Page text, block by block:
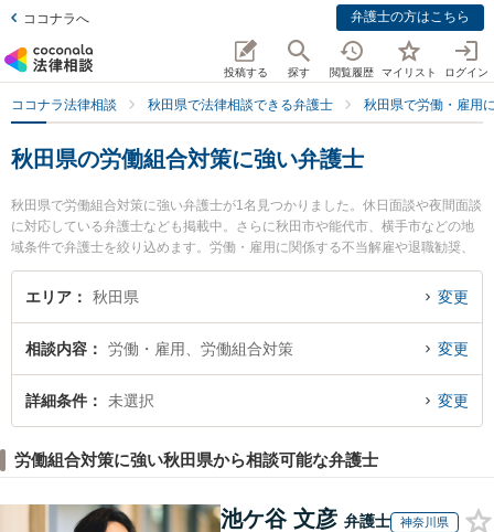
ココナラへ 弁護士の方はこちら
投稿する 探す 閲覧履歴 マイリスト ログイン
ココナラ法律相談 秋田県で法律相談できる弁護士 秋田県で労働・雇用
秋田県の労働組合対策に強い弁護士
秋田県で労働組合対策に強い弁護士が1名見つかりました。休日面談や夜間面談
に対応している弁護士なども掲載中。さらに秋田市や能代市、横手市などの地
域条件で弁護士を絞り込めます。労働・雇用に関係する不当解雇や退職勧奨、
内定取消等の細かな分野での絞り込み検索もでき便利です。特に田中法律事務
所の田中 伸顕弁護士のプロフィール情報や弁護士費用、強みなどが注目されて
士を検索したい』『初回相談無料で労働組合対策を法律相談できる秋田県内の
弁護士に相談予約したい』などでお困りの相談者さんにおすすめです。
エリア 秋田県 変更
相談内容 労働・雇用、労働組合対策 変更
詳細条件 未選択 変更
労働組合対策に強い秋田県から相談可能な弁護士
池ケ谷 文彦 弁護士 神奈川県